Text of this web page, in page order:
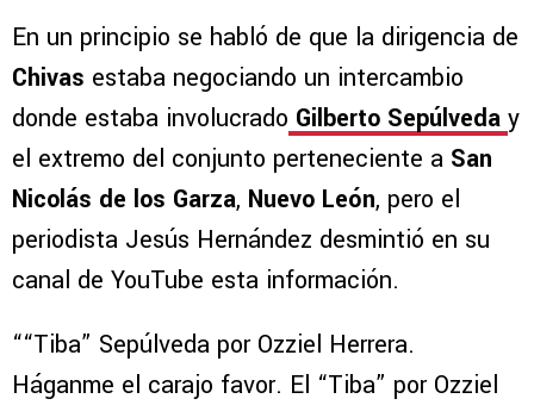
En un principio se habló de que la dirigencia de
Chivas estaba negociando un intercambio
donde estaba involucrado Gilberto Sepúlveda y
el extremo del conjunto perteneciente a San
Nicolás de los Garza, Nuevo León, pero el
periodista Jesús Hernández desmintió en su
canal de YouTube esta información.
““Tiba” Sepúlveda por Ozziel Herrera.
Háganme el carajo favor. El “Tiba” por Ozziel